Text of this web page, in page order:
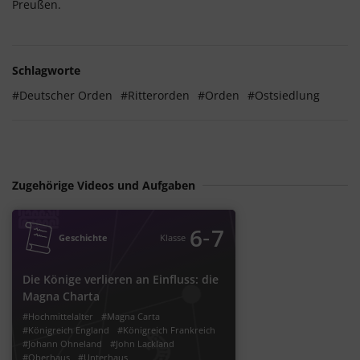
Preußen.
Schlagworte
#Deutscher Orden #Ritterorden #Orden #Ostsiedlung
Zugehörige Videos und Aufgaben
Geschichte Klasse 6‐7
Die Könige verlieren an Einfluss: die
Magna Charta
#Hochmittelalter
#Magna Carta
#Königreich England
#Königreich Frankreich
#Johann Ohneland
#John Lackland
#Oberhaus
#Unterhaus